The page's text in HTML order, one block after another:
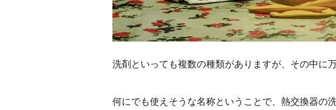
洗剤といっても複数の種類がありますが、その中に
何にでも使えそうな名称ということで、熱交換器の